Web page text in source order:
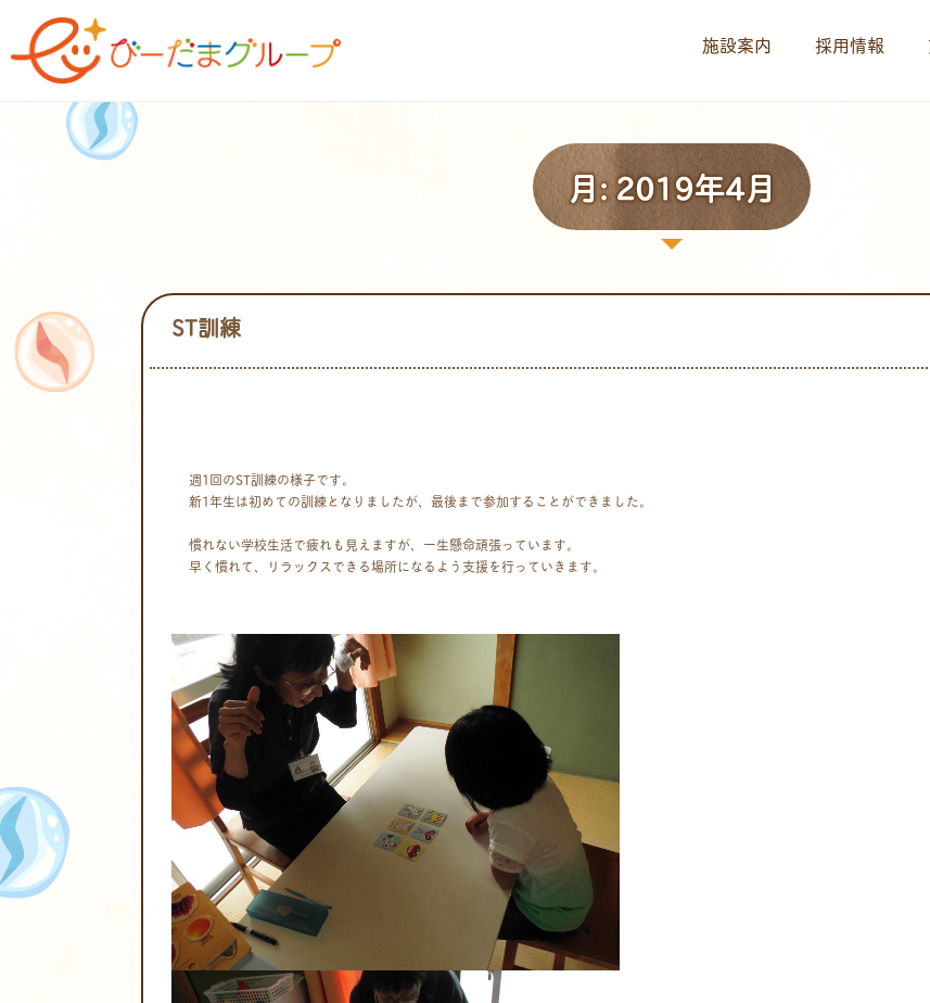
施設案内 採用情報
月:2019年4月
ST訓練
週1回のST訓練の様子です。
新1年生は初めての訓練となりましたが、最後まで参加することができました。
慣れない学校生活で疲れも見えますが、一生懸命頑張っています。
早く慣れて、リラックスできる場所になるよう支援を行っていきます。